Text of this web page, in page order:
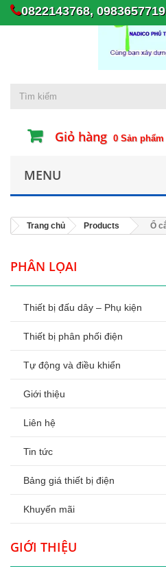
0822143768,
Giỏ hàng 0 Sản phẩm
MENU
Trang chủ Products Ổ
PHÂN LỌAI
Thiết bị đấu dây – Phụ kiện
Thiết bị phân phối điện
Tự động và điều khiển
Giới thiệu
Liên hệ
Tin tức
Bảng giá thiết bị điện
Khuyến mãi
GIỚI THIỆU